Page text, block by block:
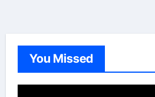
You Missed